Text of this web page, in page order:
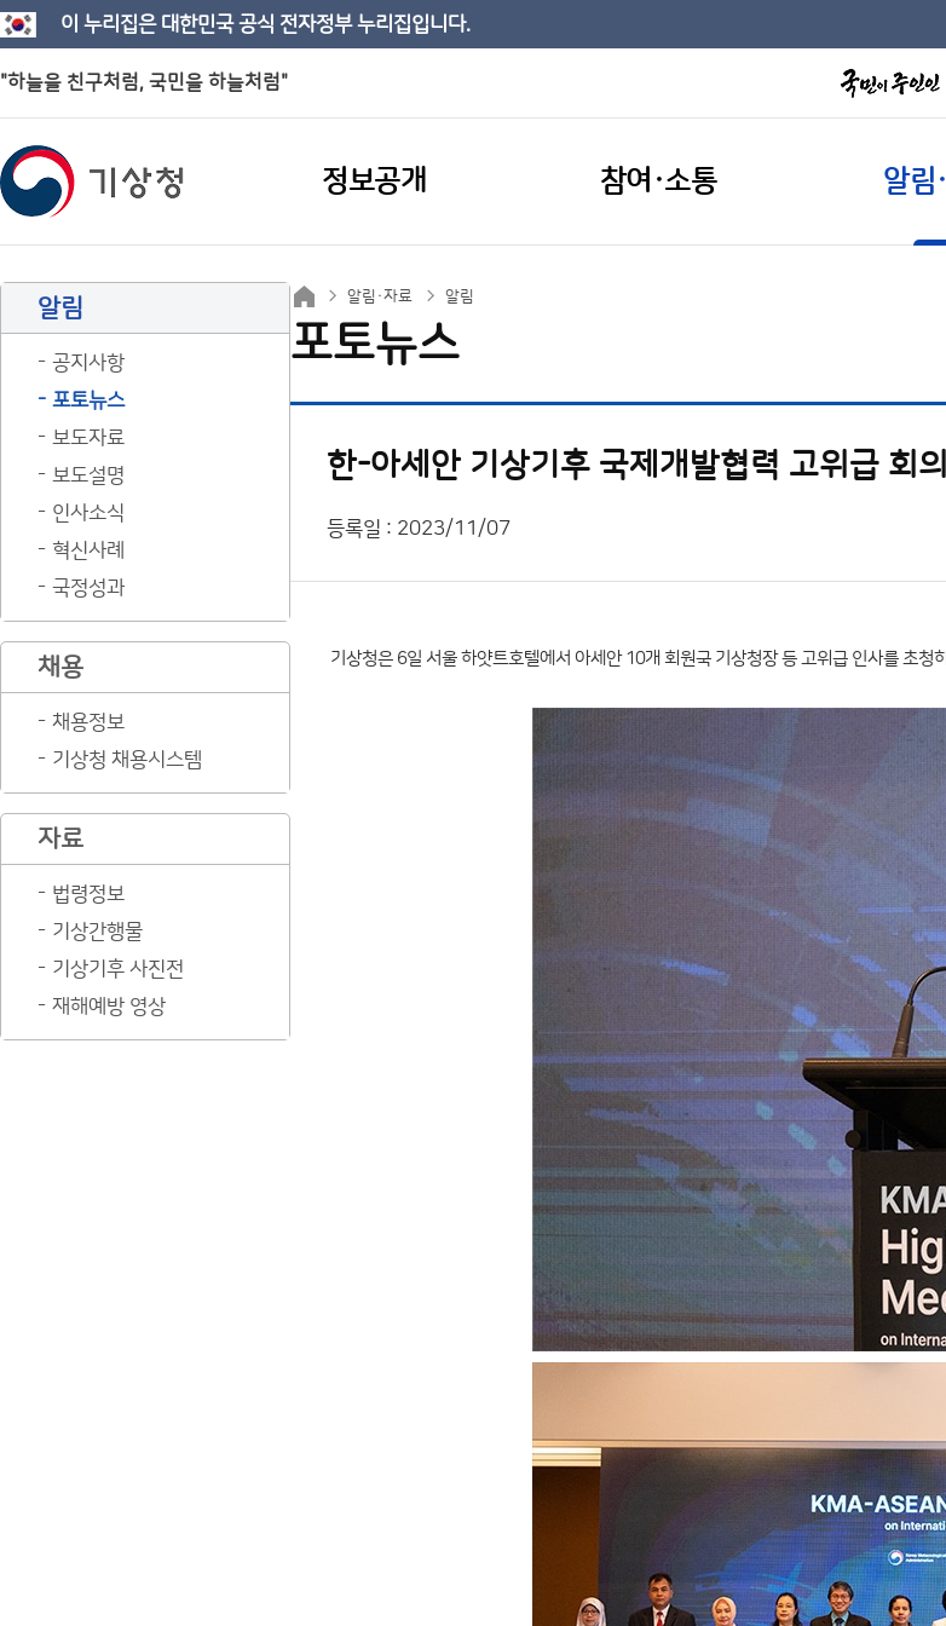
이 누리집은 대한민국 공식 전자정부 누리집입니다.
"하늘을 친구처럼, 국민을 하늘처럼"
정보공개 참여·소통 알림
알림
공지사항
포토뉴스
보도자료
보도설명
인사소식
혁신사례
국정성과
채용
채용정보
기상청 채용시스템
자료
법령정보
기상간행물
기상기후 사진전
재해예방 영상
알림·자료 알림
포토뉴스
한-아세안 기상기후 국제개발협력 고위급 회의
등록일 : 2023/11/07
기상청은 6일 서울 하얏트호텔에서 아세안 10개 회원국 기상청장 등 고위급 인사를 초청